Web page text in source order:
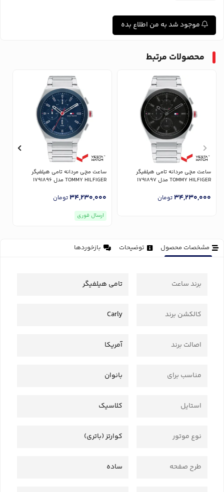
موجود شد به من اطلاع بده
محصولات مرتبط
ساعت مچی مردانه تامی هیلفیگر
TOMMY HILFIGER مدل 1791897
34,230,000تومان
ساعت مچی مردانه تامی هیلفیگر
TOMMY HILFIGER مدل 1791896
34,230,000تومان
ارسال فوری
مشخصات محصول توضیحات بازخوردها
برند ساعت تامی هیلفیگر
کالکشن برند Carly
اصالت برند آمریکا
مناسب برای بانوان
استایل کلاسیک
نوع موتور کوارتز (باتری)
طرح صفحه ساده